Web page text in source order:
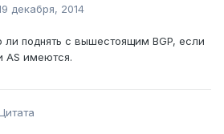
декабря, 2014
поднять с вышестоящим BGP, если
AS имеются.